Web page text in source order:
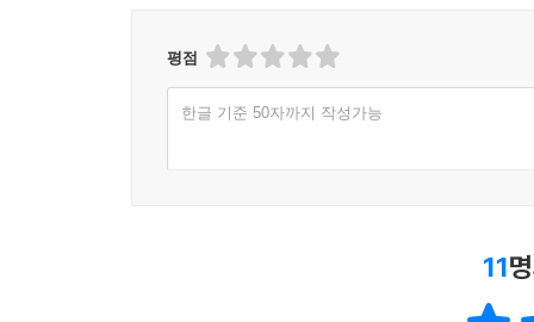
평점
한글 기준 50자까지 작성가능
11